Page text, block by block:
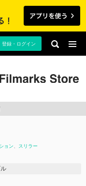
登録・ログイン
ョン スリラー